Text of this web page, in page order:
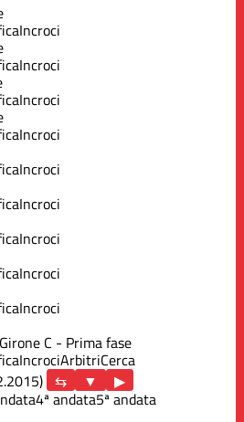
Incroci
Incroci
Incroci
Incroci
Incroci
Incroci
Incroci
Incroci
Incroci
C - Prima fase
IncrociArbitriCerca
▶
4ª andata5ª andata